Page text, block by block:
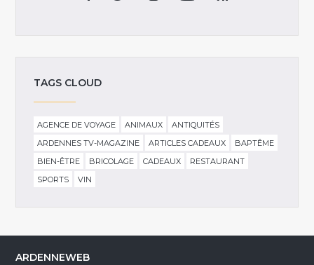
TAGS CLOUD
AGENCE DE VOYAGE ANIMAUX
ANTIQUITÉS
ARDENNES TV-MAGAZINE
ARTICLES CADEAUX
BAPTÊME
BIEN-ÊTRE
BRICOLAGE CADEAUX
RESTAURANT
SPORTS
VIN
ARDENNEWEB